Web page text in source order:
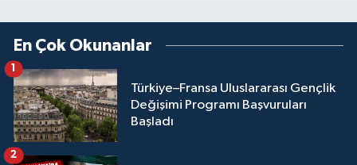
En Çok Okunanlar
Türkiye–Fransa Uluslararası Gençlik
Değişimi Programı Başvuruları
Başladı
1
2